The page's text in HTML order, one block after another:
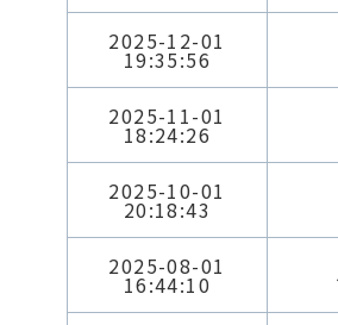
2025-12-01
19:35:56
2025-11-01
18:24:26
2025-10-01
20:18:43
2025-08-01
16:44:10